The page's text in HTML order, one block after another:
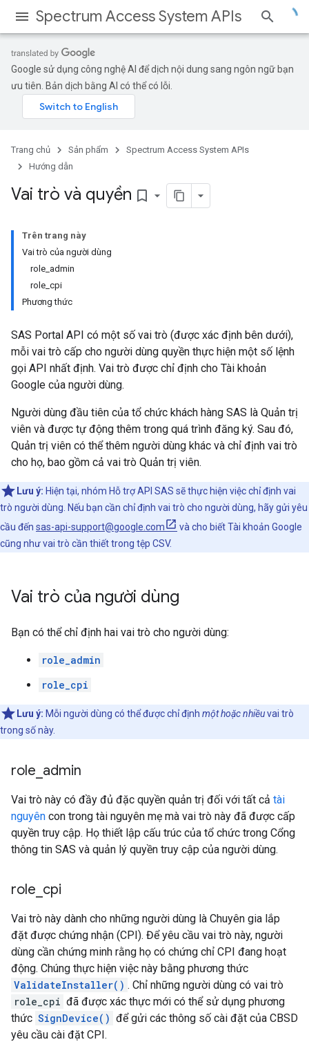
Spectrum Access System APIs
Google sử dụng công nghệ AI để dịch nội dung sang ngôn ngữ bạn
ưu tiên. Bản dịch bằng AI có thể có lỗi.
Trang chủ Sản phẩm
Spectrum Access System APIs
Hướng dẫn
Vai trò và quyền bookmark_border
Trên trang này
Vai trò của người dùng
role_admin
role_cpi
Phương thức
SAS Portal API có một số vai trò (được xác định bên dưới),
mỗi vai trò cấp cho người dùng quyền thực hiện một số lệnh
gọi API nhất định. Vai trò được chỉ định cho Tài khoản
Google của người dùng.
Người dùng đầu tiên của tổ chức khách hàng SAS là Quản trị
viên và được tự động thêm trong quá trình đăng ký. Sau đó,
Quản trị viên có thể thêm người dùng khác và chỉ định vai trò
cho họ, bao gồm cả vai trò Quản trị viên.
Lưu ý: Hiện tại, nhóm Hỗ trợ API SAS sẽ thực hiện việc chỉ định vai
trò người dùng. Nếu bạn cần chỉ định vai trò cho người dùng, hãy gửi yêu
cầu đến sas-api-support@google.com
và cho biết Tài khoản Google
cũng như vai trò cần thiết trong tệp CSV.
Vai trò của người dùng
Bạn có thể chỉ định hai vai trò cho người dùng:
role_admin
role_cpi
Lưu ý: Mỗi người dùng có thể được chỉ định một hoặc nhiềuvai trò
trong số này.
role admin
Vai trò này có đầy đủ đặc quyền quản trị đối với tất cả tài
nguyên con trong tài nguyên mẹ mà vai trò này đã được cấp
quyền truy cập. Họ thiết lập cấu trúc của tổ chức trong Cổng
thông tin SAS và quản lý quyền truy cập của người dùng.
role cpi
Vai trò này dành cho những người dùng là Chuyên gia lắp
đặt được chứng nhận (CPI). Để yêu cầu vai trò này, người
dùng cần chứng minh rằng họ có chứng chỉ CPI đang hoạt
động. Chúng thực hiện việc này bằng phương thức
ValidateInstaller() . Chỉ những người dùng có vai trò
role_cpi đã được xác thực mới có thể sử dụng phương
thức SignDevice() để gửi các thông số cài đặt của CBSD
yêu cầu cài đặt CPI.